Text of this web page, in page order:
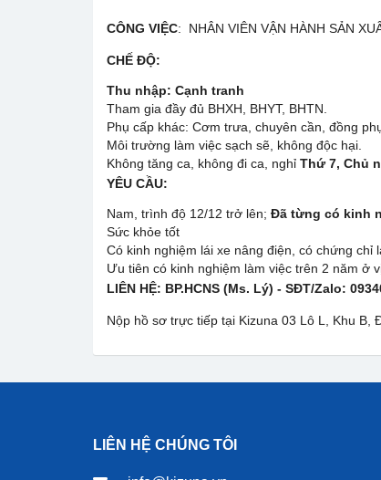
CÔNG VIỆC: NHÂN VIÊN VẬN HÀNH SẢN
CHẾ ĐỘ:
Thu nhập: Cạnh tranh
Tham gia đầy đủ BHXH, BHYT, BHTN.
Phụ cấp khác: Cơm trưa, chuyên cần, đồng
Môi trường làm việc sạch sẽ, không độc hại.
Không tăng ca, không đi ca, nghỉ Thứ 7, Chủ
YÊU CẦU:
Nam, trình độ 12/12 trở lên; Đã từng có kinh
Sức khỏe tốt
Có kinh nghiệm lái xe nâng điện, có chứng chỉ
Ưu tiên có kinh nghiệm làm việc trên 2 năm ở
LIÊN HỆ: BP.HCNS (Ms. Lý) - SĐT/Zalo:
Nộp hồ sơ trực tiếp tại Kizuna 03 Lô L, Khu B,
LIÊN HỆ CHÚNG TÔI